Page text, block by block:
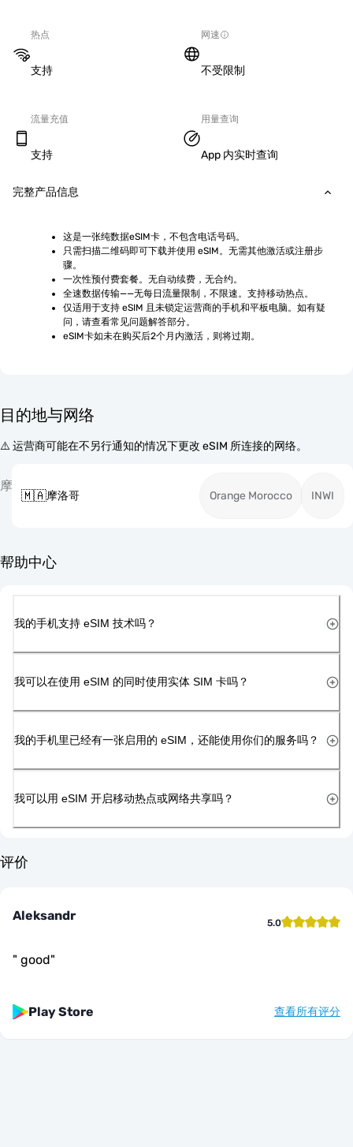
热点
支持
网速
不受限制
流量充值
支持
用量查询
App 内实时查询
完整产品信息
这是一张纯数据eSIM卡，不包含电话号码。
只需扫描二维码即可下载并使用 eSIM。无需其他激活或注册步
骤。
一次性预付费套餐。无自动续费，无合约。
全速数据传输——无每日流量限制，不限速。支持移动热点。
仅适用于支持 eSIM 且未锁定运营商的手机和平板电脑。如有疑
问，请查看常见问题解答部分。
eSIM卡如未在购买后2个月内激活，则将过期。
目的地与网络
⚠️ 运营商可能在不另行通知的情况下更改 eSIM 所连接的网络。
摩
🇲🇦摩洛哥 Orange Morocco INWI
帮助中心
我的手机支持 eSIM 技术吗？
我可以在使用 eSIM 的同时使用实体 SIM 卡吗？
我的手机里已经有一张启用的 eSIM，还能使用你们的服务吗？
我可以用 eSIM 开启移动热点或网络共享吗？
评价
Aleksandr 5.0
" good"
Play Store 查看所有评分